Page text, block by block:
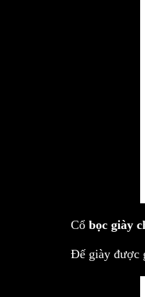
Cổ bọc giày
Đế giày được